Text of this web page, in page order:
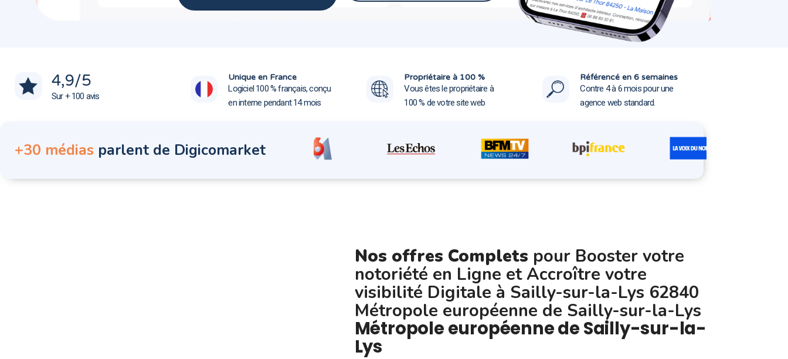
Agence marketing Sailly-sur-la-Lys 62840
4,9/5
Sur + 100 avis
Unique en France
Logiciel 100 % français, conçu
en interne pendant 14 mois
Propriétaire à 100 %
Vous êtes le propriétaire à
100 % de votre site web
Référencé en 6 semaines
Contre 4 à 6 mois pour une
agence web standard.
+30 médias parlent de Digicomarket
Nos offres Complets pour Booster votre
notoriété en Ligne et Accroître votre
visibilité Digitale à Sailly-sur-la-Lys 62840
Métropole européenne de Sailly-sur-la-Lys
Métropole européenne de Sailly-sur-la-
Lys